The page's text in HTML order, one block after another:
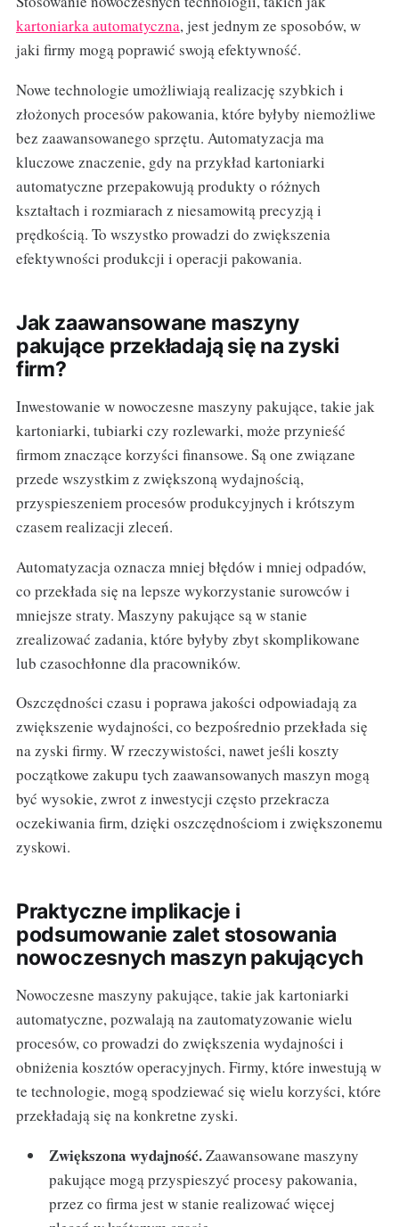
kartoniarka automatyczna, jest jednym ze sposobów, w
jaki firmy mogą poprawić swoją efektywność.
Nowe technologie umożliwiają realizację szybkich i
złożonych procesów pakowania, które byłyby niemożliwe
bez zaawansowanego sprzętu. Automatyzacja ma
kluczowe znaczenie, gdy na przykład kartoniarki
automatyczne przepakowują produkty o różnych
kształtach i rozmiarach z niesamowitą precyzją i
prędkością. To wszystko prowadzi do zwiększenia
efektywności produkcji i operacji pakowania.
Jak zaawansowane maszyny
pakujące przekładają się na zyski
firm?
Inwestowanie w nowoczesne maszyny pakujące, takie jak
kartoniarki, tubiarki czy rozlewarki, może przynieść
firmom znaczące korzyści finansowe. Są one związane
przede wszystkim z zwiększoną wydajnością,
przyspieszeniem procesów produkcyjnych i krótszym
czasem realizacji zleceń.
Automatyzacja oznacza mniej błędów i mniej odpadów,
co przekłada się na lepsze wykorzystanie surowców i
mniejsze straty. Maszyny pakujące są w stanie
zrealizować zadania, które byłyby zbyt skomplikowane
lub czasochłonne dla pracowników.
Oszczędności czasu i poprawa jakości odpowiadają za
zwiększenie wydajności, co bezpośrednio przekłada się
na zyski firmy. W rzeczywistości, nawet jeśli koszty
początkowe zakupu tych zaawansowanych maszyn mogą
być wysokie, zwrot z inwestycji często przekracza
oczekiwania firm, dzięki oszczędnościom i zwiększonemu
zyskowi.
Praktyczne implikacje i
podsumowanie zalet stosowania
nowoczesnych maszyn pakujących
Nowoczesne maszyny pakujące, takie jak kartoniarki
automatyczne, pozwalają na zautomatyzowanie wielu
procesów, co prowadzi do zwiększenia wydajności i
obniżenia kosztów operacyjnych. Firmy, które inwestują w
te technologie, mogą spodziewać się wielu korzyści, które
przekładają się na konkretne zyski.
Zwiększona wydajność.Zaawansowane maszyny
pakujące mogą przyspieszyć procesy pakowania,
przez co firma jest w stanie realizować więcej